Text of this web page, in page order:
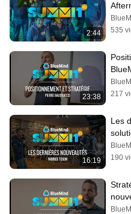
2:44
535
23:38
217
16:19
Les
190